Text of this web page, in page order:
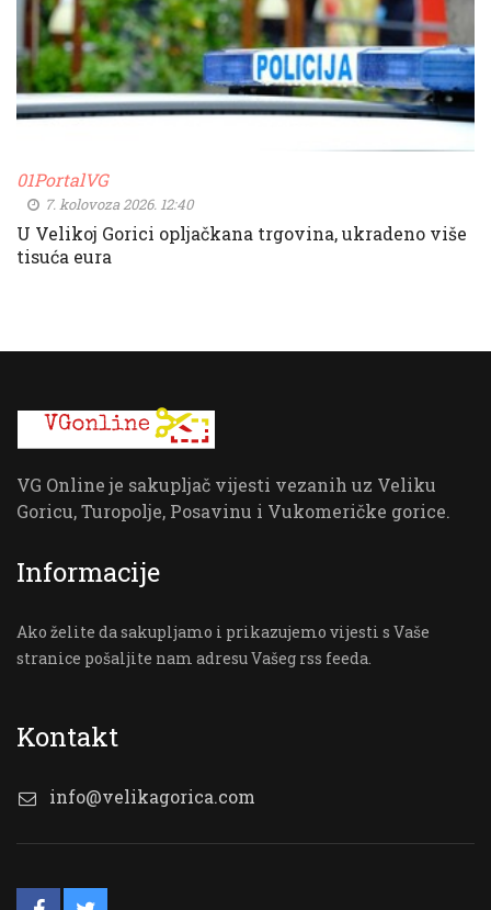
01PortalVG
7. kolovoza 2026. 12:40
U Velikoj Gorici opljačkana trgovina, ukradeno više
tisuća eura
VG Online je sakupljač vijesti vezanih uz Veliku
Goricu, Turopolje, Posavinu i Vukomeričke gorice.
Informacije
Ako želite da sakupljamo i prikazujemo vijesti s Vaše
stranice pošaljite nam adresu Vašeg rss feeda.
Kontakt
info@velikagorica.com